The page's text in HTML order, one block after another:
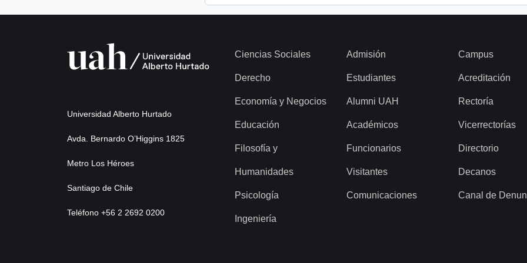
Universidad Alberto Hurtado
Avda. Bernardo O’Higgins 1825
Metro Los Héroes
Santiago de Chile
Teléfono +56 2 2692 0200
Ciencias Sociales
Derecho
Economía y Negocios
Educación
Filosofía y
Humanidades
Psicología
Ingeniería
Admisión
Estudiantes
Alumni UAH
Académicos
Funcionarios
Visitantes
Comunicaciones
Campus
Acreditación
Rectoría
Vicerrectorías
Directorio
Decanos
Canal de